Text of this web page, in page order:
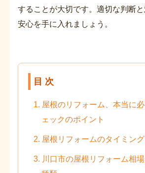
することが大切です。適切な判断
安心を手に入れましょう。
目 次
1. 屋根のリフォーム、本当に
ェックのポイント
2. 屋根リフォームのタイミン
3. 川口市の屋根リフォーム相